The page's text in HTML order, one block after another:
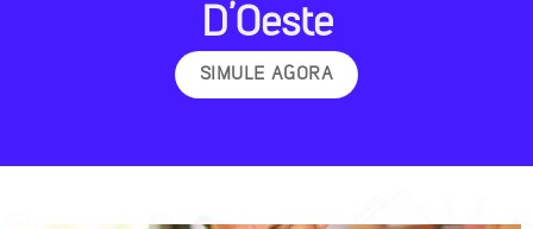
D’Oeste
SIMULE AGORA